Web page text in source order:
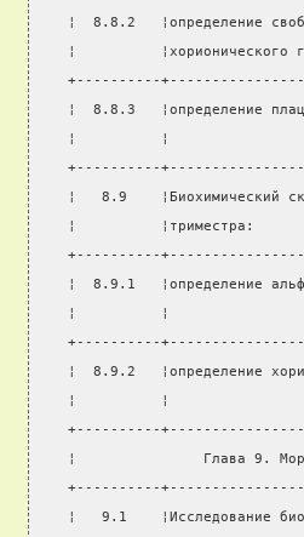
¦  8.8.2   ¦определение
¦          ¦хорионического
+----------
¦  8.8.3   ¦определение
¦          ¦
+----------
¦   8.9    ¦Биохимический
¦          ¦триместра:
+----------
¦  8.9.1   ¦определение
¦          ¦
+----------
¦  8.9.2   ¦определение
¦          ¦
+----------
¦               Глава 9.
+----------
¦   9.1    ¦Исследование